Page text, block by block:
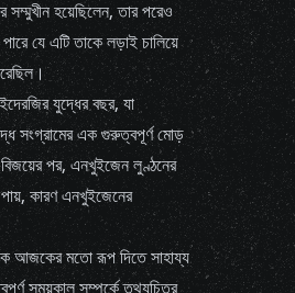
সম্মুখীন হয়েছিলেন, তার পরেও
যে এটি তাকে লড়াই চালিয়ে
যুদ্ধের বছর, যা
সংগ্রামের এক গুরুত্বপূর্ণ মোড়
বিজয়ের পর, এনখুইজেন লুণ্ঠনের
কারণ এনখুইজেনের
আজকের মতো রূপ দিতে সাহায্য
সময়কাল সম্পর্কে তথ্যচিত্র